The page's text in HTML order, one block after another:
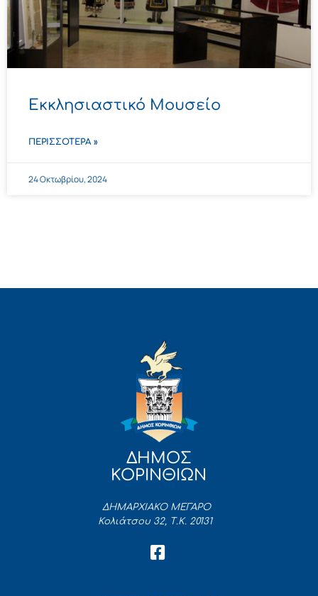
Εκκλησιαστικό Μουσείο
ΠΕΡΙΣΣΌΤΕΡΑ »
24 Οκτωβρίου, 2024
ΔΗΜΟΣ
ΚΟΡΙΝΘΙΩΝ
ΔΗΜΑΡΧΙΑΚΟ ΜΕΓΑΡΟ
Κολιάτσου 32, Τ.Κ. 20131